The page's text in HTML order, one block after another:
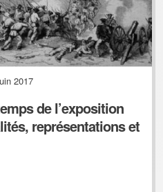
2017
de l’exposition
représentations et